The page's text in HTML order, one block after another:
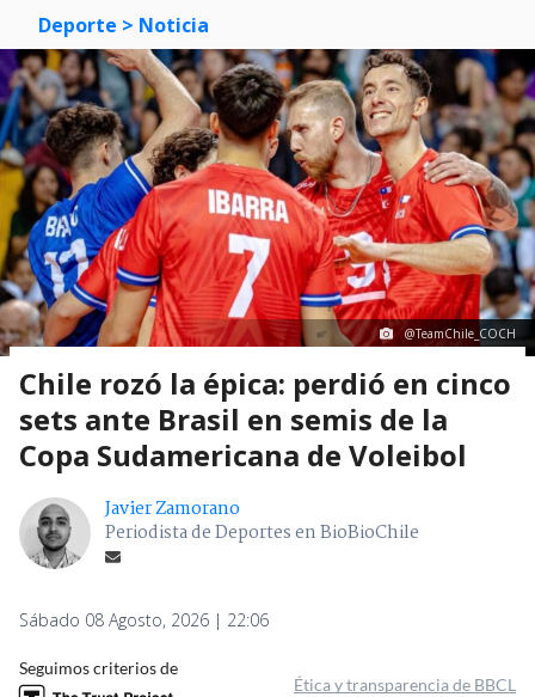
Deporte > Noticia
@TeamChile_COCH
Chile rozó la épica: perdió en cinco
sets ante Brasil en semis de la
Copa Sudamericana de Voleibol
Javier Zamorano
Periodista de Deportes en BioBioChile
Sábado 08 Agosto, 2026 | 22:06
Seguimos criterios de
Ética y transparencia de BBCL